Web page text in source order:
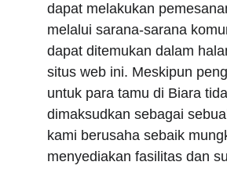
dapat melakukan
melalui sarana-sarana
dapat ditemukan dalam
situs web ini. Meskipun
untuk para tamu di Biara
dimaksudkan sebagai
kami berusaha sebaik
menyediakan fasilitas dan